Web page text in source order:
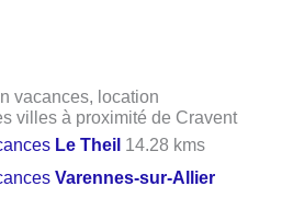
vacances, location
villes à proximité de Cravent
Le Theil 14.28 kms
Varennes-sur-Allier